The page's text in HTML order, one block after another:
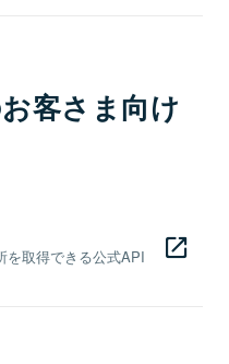
客さま向け
を取得できる公式API